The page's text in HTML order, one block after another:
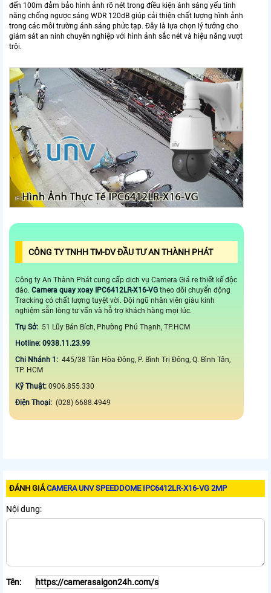
đến 100m đảm bảo hình ảnh rõ nét trong điều kiện ánh sáng yếu tính
năng chống ngược sáng WDR 120dB giúp cải thiện chất lượng hình ảnh
trong các môi trường ánh sáng phức tạp. Đây là lựa chọn lý tưởng cho
giám sát an ninh chuyên nghiệp với hình ảnh sắc nét và hiệu năng vượt
trội.
CÔNG TY TNHH TM-DV ĐẦU TƯ AN THÀNH PHÁT
Công ty An Thành Phát cung cấp dịch vụ Camera Giá re thiết kế độc
đáo. Camera quay xoay IPC6412LR-X16-VG theo dõi chuyển động
Tracking có chất lượng tuyệt vời. Đội ngũ nhân viên giàu kinh
nghiệm sẵn lòng tư vấn và hỗ trợ khách hàng mọi lúc.
Trụ Sở: 51 Lũy Bán Bích, Phường Phú Thạnh, TP.HCM
Hotline: 0938.11.23.99
Chi Nhánh 1: 445/38 Tân Hòa Đông, P. Bình Trị Đông, Q. Bình Tân,
TP. HCM
Kỹ Thuật: 0906.855.330
Điện Thoại: (028) 6688.4949
ĐÁNH GIÁCAMERA UNV SPEEDDOME IPC6412LR-X16-VG 2MP
Nội dung:
Tên: